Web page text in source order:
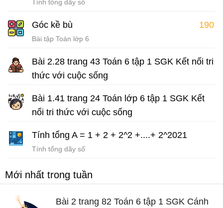
Tính tổng dãy số
Góc kề bù 190
Bài tập Toán lớp 6
Bài 2.28 trang 43 Toán 6 tập 1 SGK Kết nối tri
thức với cuộc sống
Bài 1.41 trang 24 Toán lớp 6 tập 1 SGK Kết
nối tri thức với cuộc sống
Tính tổng A = 1 + 2 + 2^2 +....+ 2^2021
Tính tổng dãy số
Mới nhất trong tuần
Bài 2 trang 82 Toán 6 tập 1 SGK Cánh